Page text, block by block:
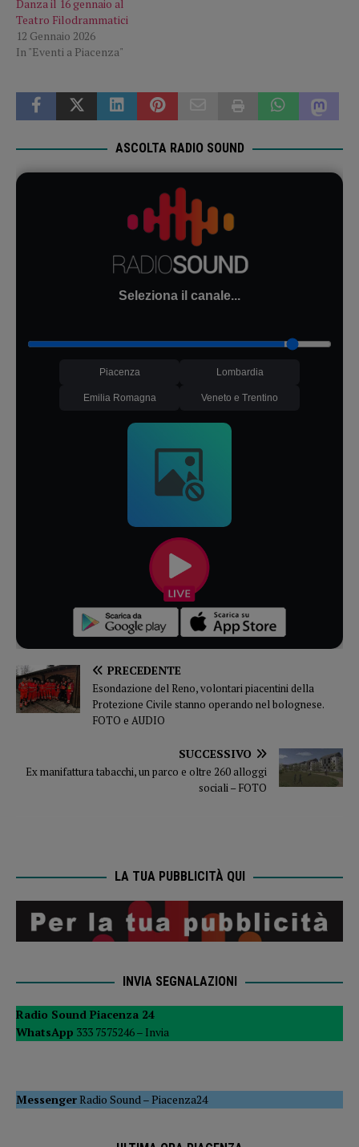
Danza il 16 gennaio al
Teatro Filodrammatici
12 Gennaio 2026
In "Eventi a Piacenza"
ASCOLTA RADIO SOUND
Seleziona il canale...
Piacenza Lombardia
Emilia Romagna Veneto e Trentino
PRECEDENTE
Esondazione del Reno, volontari piacentini della
Protezione Civile stanno operando nel bolognese.
FOTO e AUDIO
SUCCESSIVO
Ex manifattura tabacchi, un parco e oltre 260 alloggi
sociali – FOTO
LA TUA PUBBLICITÀ QUI
INVIA SEGNALAZIONI
Radio Sound Piacenza 24
WhatsApp 333 7575246 – Invia
MessengerRadio Sound–Piacenza24